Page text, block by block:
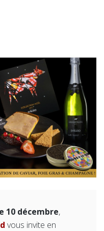
10 décembre,
vous invite en